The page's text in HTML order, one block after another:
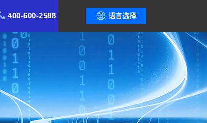
语言选择
400-600-2588